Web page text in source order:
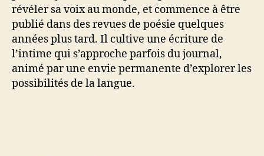
révéler sa voix au monde, et commence à être
publié dans des revues de poésie quelques
années plus tard. Il cultive une écriture de
l’intime qui s’approche parfois du journal,
animé par une envie permanente d’explorer les
possibilités de la langue.